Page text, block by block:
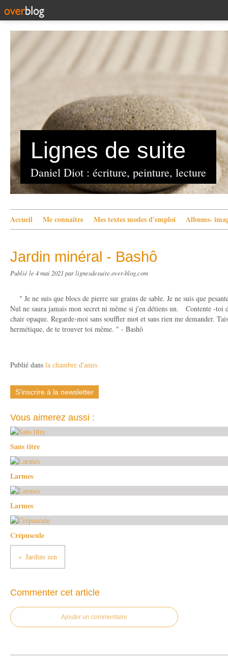
Lignes de suite
Daniel Diot : écriture, peinture, lecture
Accueil Me connaître Mes textes modes d'emploi Albums-
Jardin minéral - Bashô
Publié le 4 mai 2021 par lignesdesuite.over-blog.com
" Je ne suis que blocs de pierre sur grains de sable. Je ne suis que
Nul ne saura jamais mon secret ni même si j'en détiens un. Contente -toi
chair opaque. Regarde-moi sans souffler mot et sans rien me demander.
hermétique, de te trouver toi même. " - Bashô
Publié dans la chambre d'amis
S'inscrire à la newsletter
Vous aimerez aussi :
Sans titre
Larmes
Larmes
Crépuscule
Jardins zen
Commenter cet article
Ajouter un commentaire